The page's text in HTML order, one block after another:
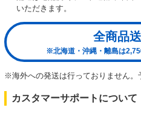
いただきます。
全商品
※北海道・沖縄・離島は
※海外への発送は行っておりません。
カスタマーサポートについて